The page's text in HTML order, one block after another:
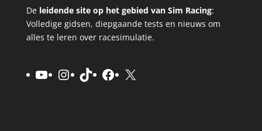
De leidende site op het gebied van Sim Racing:
Volledige gidsen, diepgaande tests en nieuws om
alles te leren over racesimulatie.
YouTube
Instagram
TikTokFacebook
X